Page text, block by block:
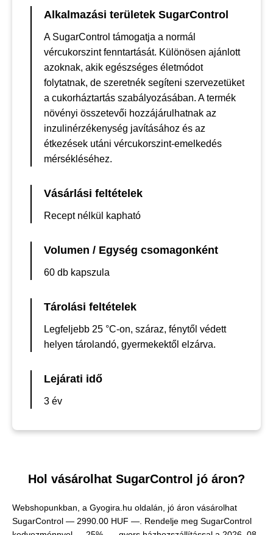
Alkalmazási területek SugarControl
A SugarControl támogatja a normál
vércukorszint fenntartását. Különösen ajánlott
azoknak, akik egészséges életmódot
folytatnak, de szeretnék segíteni szervezetüket
a cukorháztartás szabályozásában. A termék
növényi összetevői hozzájárulhatnak az
inzulinérzékenység javításához és az
étkezések utáni vércukorszint-emelkedés
mérsékléséhez.
Vásárlási feltételek
Recept nélkül kapható
Volumen / Egység csomagonként
60 db kapszula
Tárolási feltételek
Legfeljebb 25 °C-on, száraz, fénytől védett
helyen tárolandó, gyermekektől elzárva.
Lejárati idő
3 év
Hol vásárolhat SugarControl jó áron?
Webshopunkban, a Gyogira.hu oldalán, jó áron vásárolhat
SugarControl — 2990.00 HUF — . Rendelje meg SugarControl